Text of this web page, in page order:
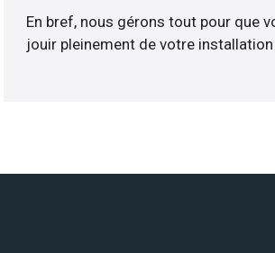
En bref, nous gérons tout pour que
jouir pleinement de votre